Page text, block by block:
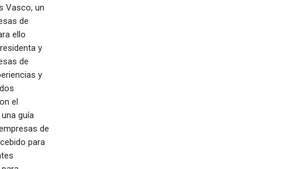
Vasco, un
de
ello
y
de
y
el
guía
de
para